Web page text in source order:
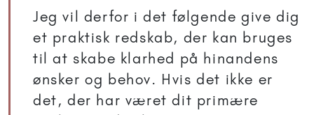
Jeg vil derfor i det følgende give dig
et praktisk redskab, der kan bruges
til at skabe klarhed på hinandens
ønsker og behov. Hvis det ikke er
det, der har været dit primære